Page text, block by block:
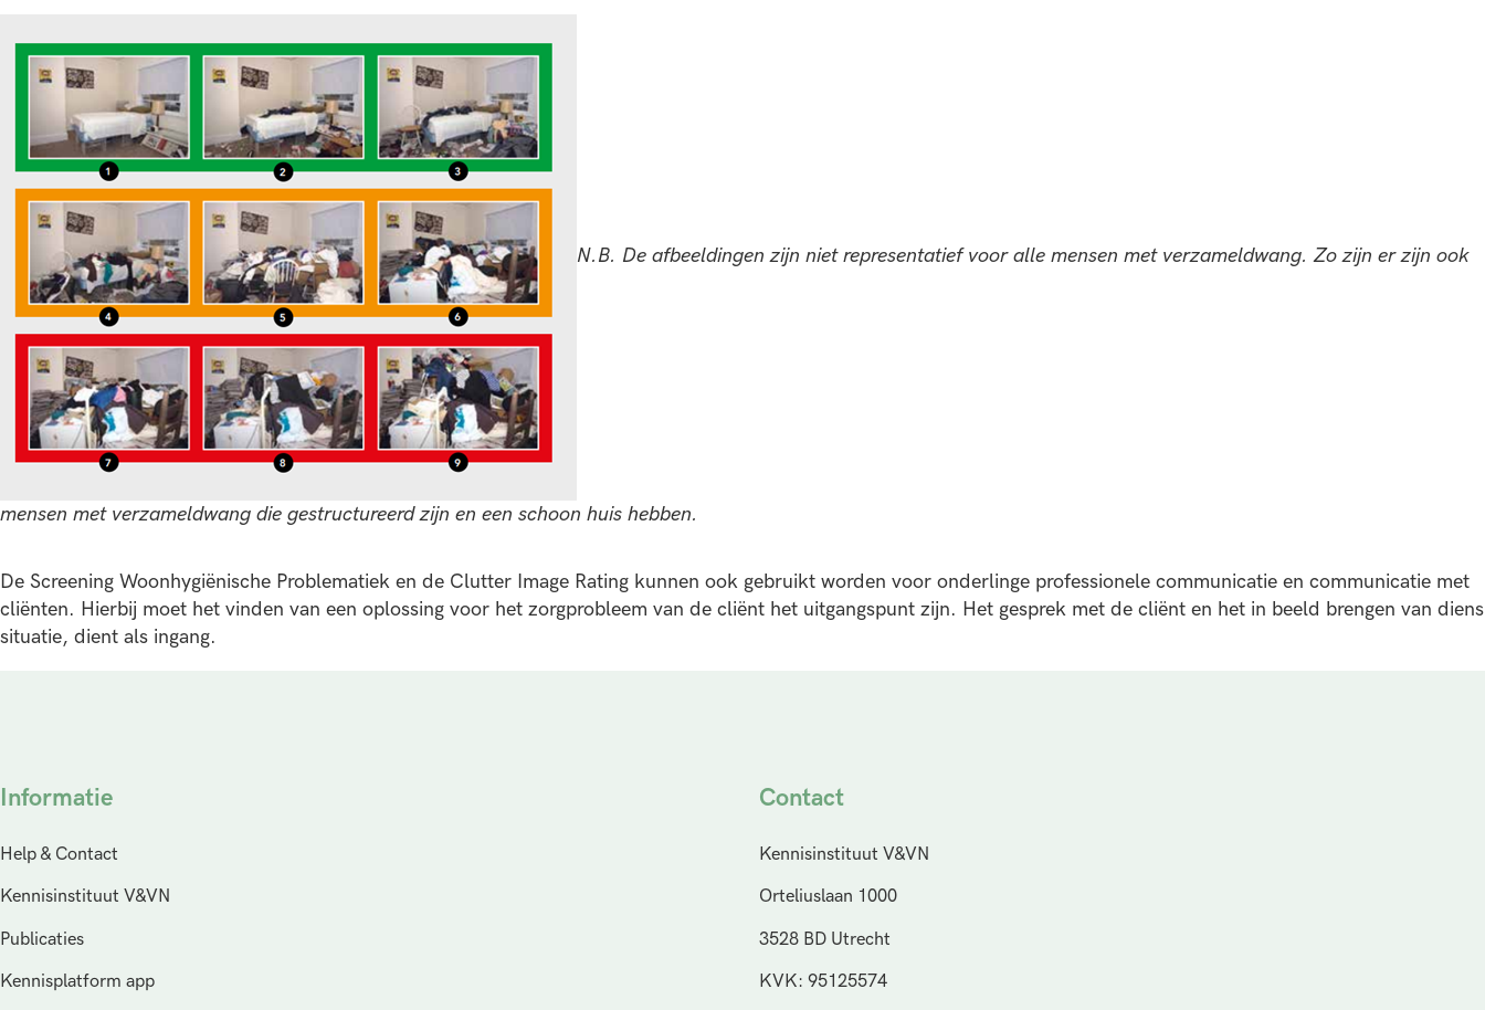
N.B. De afbeeldingen zijn niet representatief voor alle mensen met verzameldwang. Zo zijn er zijn ook
mensen met verzameldwang die gestructureerd zijn en een schoon huis hebben.
De Screening Woonhygiënische Problematiek en de Clutter Image Rating kunnen ook gebruikt worden voor onderlinge professionele communicatie en communicatie met
cliënten. Hierbij moet het vinden van een oplossing voor het zorgprobleem van de cliënt het uitgangspunt zijn. Het gesprek met de cliënt en het in beeld brengen van diens
situatie, dient als ingang.
Informatie
Help & Contact
Kennisinstituut V&VN
Publicaties
Kennisplatform app
Contact
Kennisinstituut V&VN
Orteliuslaan 1000
3528 BD Utrecht
KVK: 95125574